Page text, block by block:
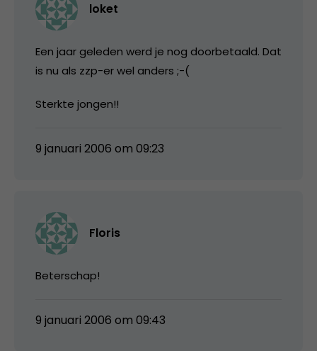
loket
Een jaar geleden werd je nog doorbetaald. Dat
is nu als zzp-er wel anders ;-(
Sterkte jongen!!
9 januari 2006 om 09:23
Floris
Beterschap!
9 januari 2006 om 09:43